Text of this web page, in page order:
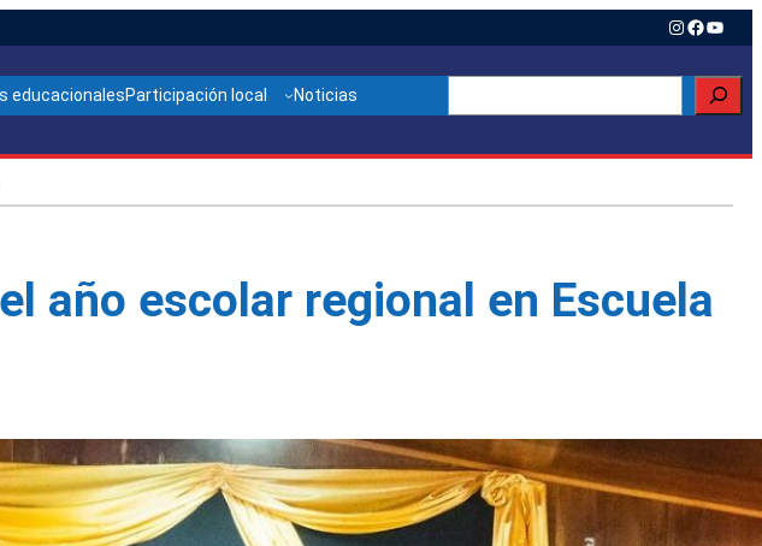
Instagram
educacionalesParticipación local Noticias
Buscar
año escolar regional en Escuela
Otras noticias relacionadas